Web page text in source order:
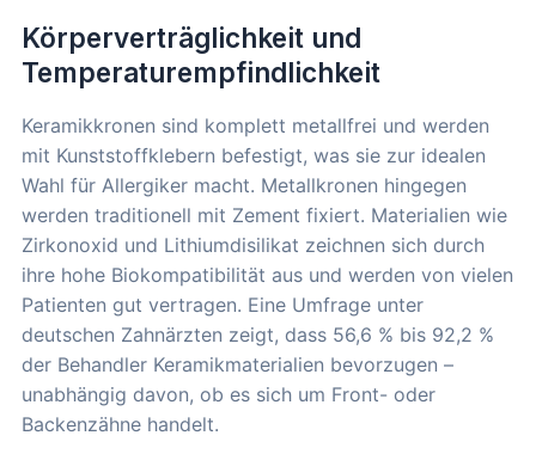
Körperverträglichkeit und
Temperaturempfindlichkeit
Keramikkronen sind komplett metallfrei und werden
mit Kunststoffklebern befestigt, was sie zur idealen
Wahl für Allergiker macht. Metallkronen hingegen
werden traditionell mit Zement fixiert. Materialien wie
Zirkonoxid und Lithiumdisilikat zeichnen sich durch
ihre hohe Biokompatibilität aus und werden von vielen
Patienten gut vertragen. Eine Umfrage unter
deutschen Zahnärzten zeigt, dass 56,6 % bis 92,2 %
der Behandler Keramikmaterialien bevorzugen –
unabhängig davon, ob es sich um Front- oder
Backenzähne handelt.